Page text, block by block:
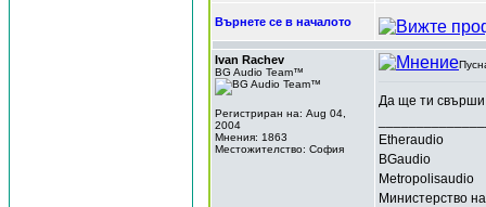
Върнете се в началото
Ivan Rachev
BG Audio Team™
Регистриран на: Aug 04,
2004
Мнения: 1863
Местожителство: София
Да ще ти свърши
Etheraudio
BGaudio
Metropolisaudio
Министерство